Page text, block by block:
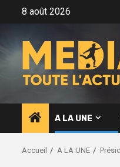
8 août 2026
A LA UNE
Accueil A LA UNE